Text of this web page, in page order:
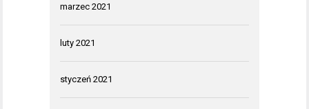
marzec 2021
luty 2021
styczeń 2021